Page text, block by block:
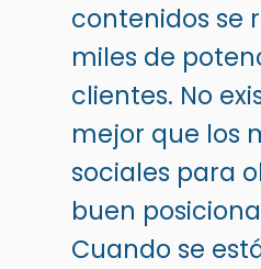
contenidos se
miles de
clientes. No
mejor que los
sociales para
buen
Cuando se